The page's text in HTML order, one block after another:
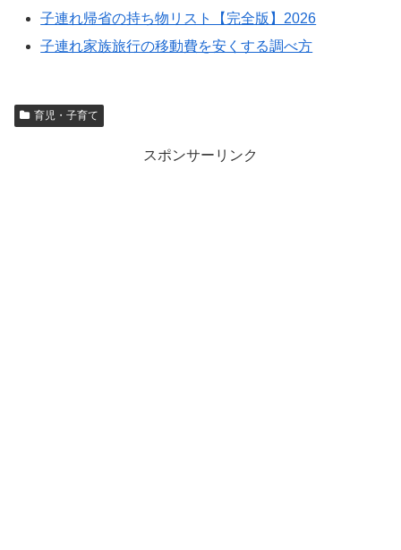
子連れ帰省の持ち物リスト【完全版】2026
子連れ家族旅行の移動費を安くする調べ方
育児・子育て
スポンサーリンク